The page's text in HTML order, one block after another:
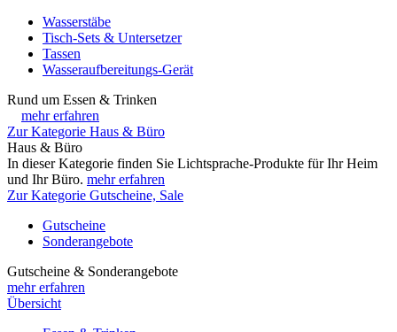
Wasserstäbe
Tisch-Sets & Untersetzer
Tassen
Wasseraufbereitungs-Gerät
Rund um Essen & Trinken
mehr erfahren
Zur Kategorie Haus & Büro
Haus & Büro
In dieser Kategorie finden Sie Lichtsprache-Produkte für Ihr Heim
und Ihr Büro. mehr erfahren
Zur Kategorie Gutscheine, Sale
Gutscheine
Sonderangebote
Gutscheine & Sonderangebote
mehr erfahren
Übersicht